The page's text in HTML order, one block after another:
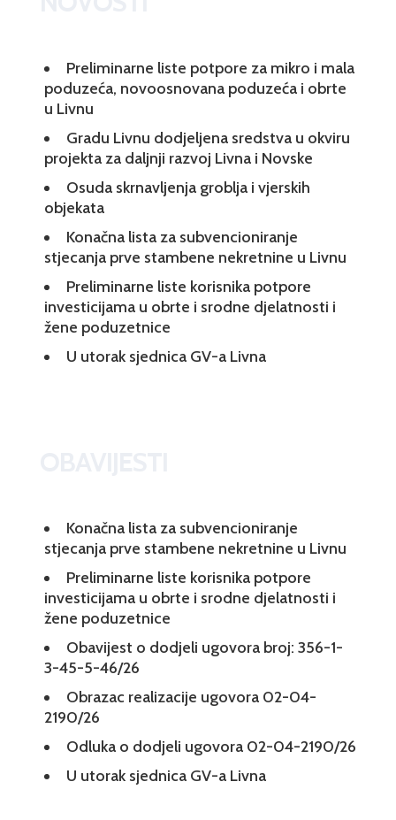
Preliminarne liste potpore za mikro i mala
poduzeća, novoosnovana poduzeća i obrte
u Livnu
Gradu Livnu dodjeljena sredstva u okviru
projekta za daljnji razvoj Livna i Novske
Osuda skrnavljenja groblja i vjerskih
objekata
Konačna lista za subvencioniranje
stjecanja prve stambene nekretnine u Livnu
Preliminarne liste korisnika potpore
investicijama u obrte i srodne djelatnosti i
žene poduzetnice
U utorak sjednica GV-a Livna
Konačna lista za subvencioniranje
stjecanja prve stambene nekretnine u Livnu
Preliminarne liste korisnika potpore
investicijama u obrte i srodne djelatnosti i
žene poduzetnice
Obavijest o dodjeli ugovora broj: 356-1-
3-45-5-46/26
Obrazac realizacije ugovora 02-04-
2190/26
Odluka o dodjeli ugovora 02-04-2190/26
U utorak sjednica GV-a Livna